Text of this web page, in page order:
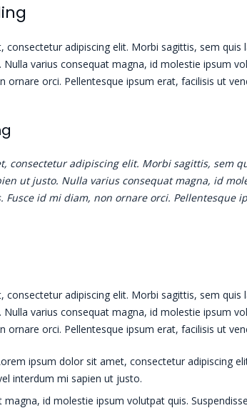
adipiscing elit. Morbi sagittis, sem
varius consequat magna, id molestie ipsum
ornare orci. Pellentesque ipsum erat, facilisis ut
consectetur adipiscing elit. Morbi sagittis, sem
ut justo. Nulla varius consequat magna, id
id mi diam, non ornare orci. Pellentesque
adipiscing elit. Morbi sagittis, sem
varius consequat magna, id molestie ipsum
ornare orci. Pellentesque ipsum erat, facilisis ut
ipsum dolor sit amet, consectetur adipiscing
interdum mi sapien ut justo.
magna, id molestie ipsum volutpat quis.